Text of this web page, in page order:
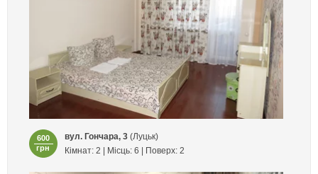
600
грн
вул. Гончара, 3(Луцьк)
Кімнат: 2 | Місць: 6 | Поверх: 2